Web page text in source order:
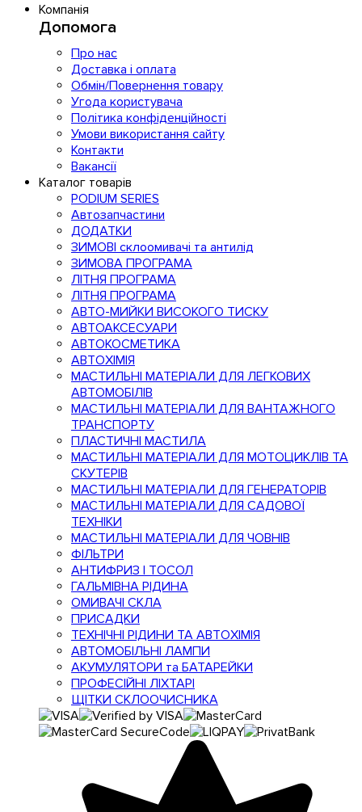
Компанія
Допомога
Про нас
Доставка і оплата
Обмін/Повернення товару
Угода користувача
Політика конфіденційності
Умови використання сайту
Контакти
Вакансії
Каталог товарів
PODIUM SERIES
Автозапчастини
ДОДАТКИ
ЗИМОВІ склоомивачі та антилід
ЗИМОВА ПРОГРАМА
ЛІТНЯ ПРОГРАМА
ЛІТНЯ ПРОГРАМА
АВТО-МИЙКИ ВИСОКОГО ТИСКУ
АВТОАКСЕСУАРИ
АВТОКОСМЕТИКА
АВТОХІМІЯ
МАСТИЛЬНІ МАТЕРІАЛИ ДЛЯ ЛЕГКОВИХ
АВТОМОБІЛІВ
МАСТИЛЬНІ МАТЕРІАЛИ ДЛЯ ВАНТАЖНОГО
ТРАНСПОРТУ
ПЛАСТИЧНІ МАСТИЛА
МАСТИЛЬНІ МАТЕРІАЛИ ДЛЯ МОТОЦИКЛІВ ТА
СКУТЕРІВ
МАСТИЛЬНІ МАТЕРІАЛИ ДЛЯ ГЕНЕРАТОРІВ
МАСТИЛЬНІ МАТЕРІАЛИ ДЛЯ САДОВОЇ
ТЕХНІКИ
МАСТИЛЬНІ МАТЕРІАЛИ ДЛЯ ЧОВНІВ
ФІЛЬТРИ
АНТИФРИЗ І ТОСОЛ
ГАЛЬМІВНА РІДИНА
ОМИВАЧІ СКЛА
ПРИСАДКИ
ТЕХНІЧНІ РІДИНИ ТА АВТОХІМІЯ
АВТОМОБІЛЬНІ ЛАМПИ
АКУМУЛЯТОРИ та БАТАРЕЙКИ
ПРОФЕСІЙНІ ЛІХТАРІ
ЩІТКИ СКЛООЧИСНИКА